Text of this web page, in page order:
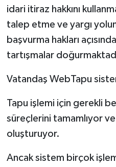
idari itiraz hakkını
talep etme ve yargı
başvurma hakları
tartışmalar
Vatandaş WebTapu
Tapu işlemi için gerekli
süreçlerini tamamlıyor
oluşturuyor.
Ancak sistem birçok